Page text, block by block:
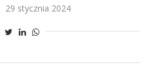
29 stycznia 2024